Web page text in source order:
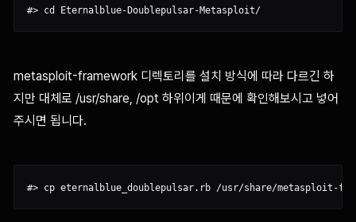
metasploit-framework 디렉토리를 설치 방식에 따라 다르긴 하
지만 대체로 /usr/share, /opt 하위이게 때문에 확인해보시고 넣어
주시면 됩니다.